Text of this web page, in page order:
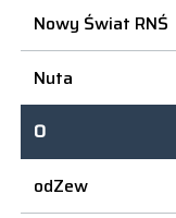
Nowy Świat RNŚ
Nuta
O
odZew